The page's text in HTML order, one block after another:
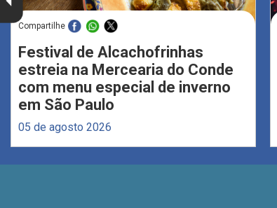
Compartilhe
Festival de Alcachofrinhas
estreia na Mercearia do Conde
com menu especial de inverno
em São Paulo
05 de agosto 2026